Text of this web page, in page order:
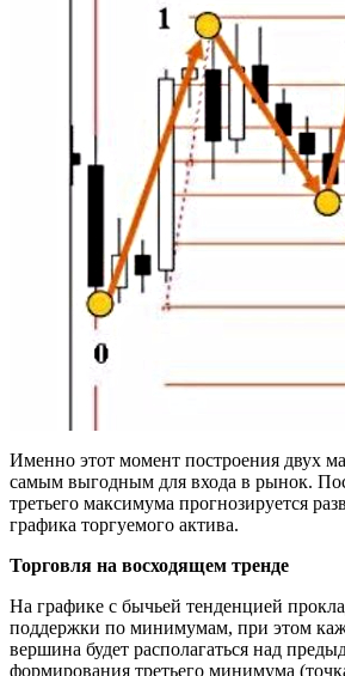
Именно этот момент построения двух
самым выгодным для входа в рынок.
третьего максимума прогнозируется
графика торгуемого актива.
Торговля на восходящем тренде
На графике с бычьей тенденцией
поддержки по минимумам, при этом
вершина будет располагаться над
формирования третьего минимума